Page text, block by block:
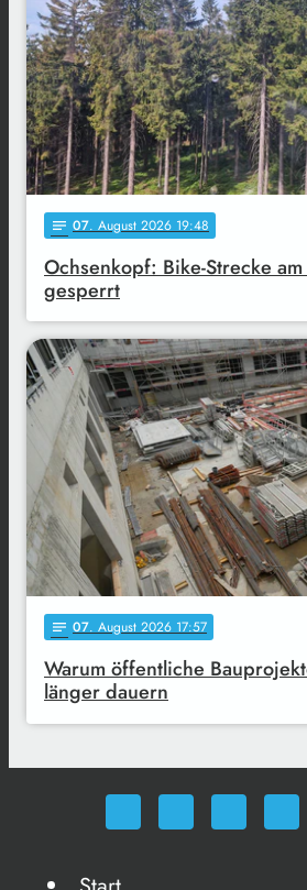
notes 07. August 2026 19:48
Ochsenkopf: Bike-Strecke
gesperrt
notes 07. August 2026 17:57
Warum öffentliche
länger dauern